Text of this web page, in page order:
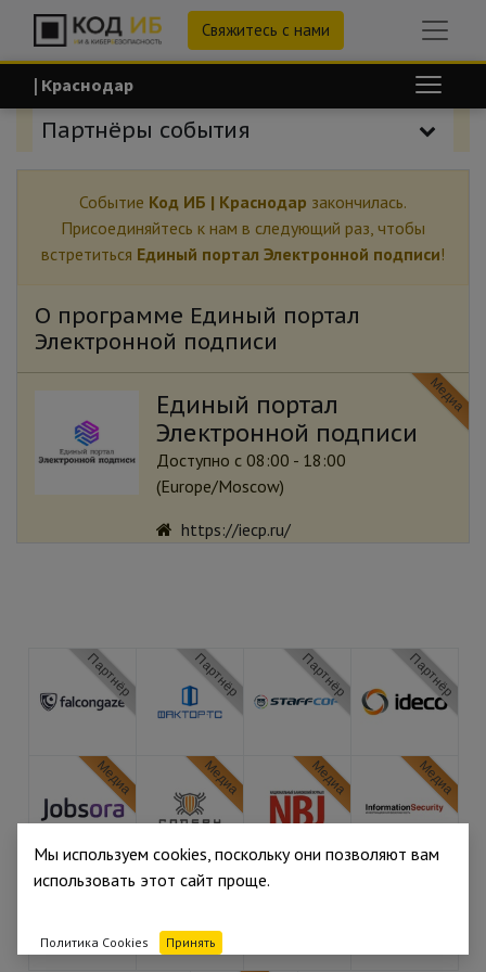
Свяжитесь с нами
| Краснодар
Партнёры события
Событие Код ИБ | Краснодар закончилась.
Присоединяйтесь к нам в следующий раз, чтобы
встретиться Единый портал Электронной подписи!
О программе Единый портал
Электронной подписи
Единый портал
Электронной подписи
Медиа
Доступно с 08:00 - 18:00
(Europe/Moscow)
https://iecp.ru/
Партнёр Партнёр Партнёр Партнёр
Медиа Медиа Медиа Медиа
Медиа Медиа
Мы используем cookies, поскольку они позволяют вам
использовать этот сайт проще.
Политика Cookies Принять